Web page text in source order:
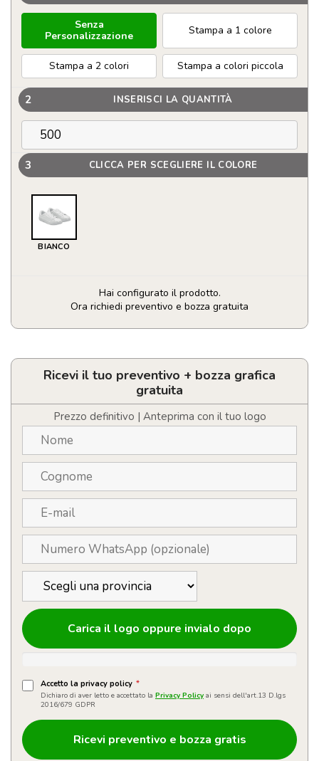
Senza
Personalizzazione
Stampa a 1 colore
Stampa a 2 colori Stampa a colori piccola
2 INSERISCI LA QUANTITÀ
3 CLICCA PER SCEGLIERE IL COLORE
BIANCO
Hai configurato il prodotto.
Ora richiedi preventivo e bozza gratuita
Scarpe
bianche
misuraRicevi il tuo preventivo + bozza grafica
gratuita
Prezzo definitivo | Anteprima con il tuo logo
Carica il logo oppure invialo dopo
Accetto la privacy policy *
Dichiaro di aver letto e accettato la Privacy Policy ai sensi dell'art.13 D.lgs
2016/679 GDPR